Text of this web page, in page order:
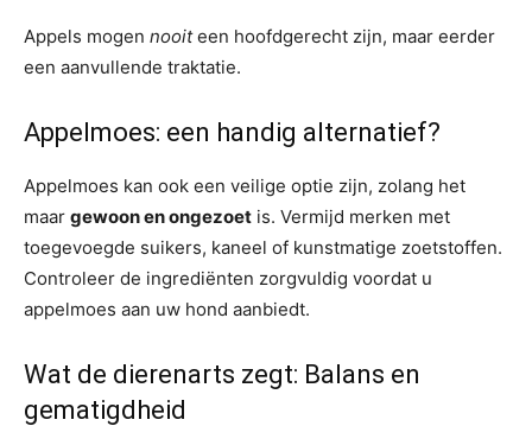
Appels mogen nooiteen hoofdgerecht zijn, maar eerder
een aanvullende traktatie.
Appelmoes: een handig alternatief?
Appelmoes kan ook een veilige optie zijn, zolang het
maar gewoon en ongezoet is. Vermijd merken met
toegevoegde suikers, kaneel of kunstmatige zoetstoffen.
Controleer de ingrediënten zorgvuldig voordat u
appelmoes aan uw hond aanbiedt.
Wat de dierenarts zegt: Balans en
gematigdheid